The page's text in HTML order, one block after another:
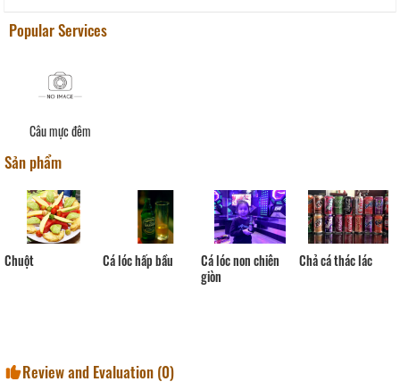
Popular Services
Câu mực đêm
Sản phẩm
Chuột Cá lóc hấp bầu
Cá lóc non chiên
giòn
Chả cá thác lác
Review and Evaluation (0)